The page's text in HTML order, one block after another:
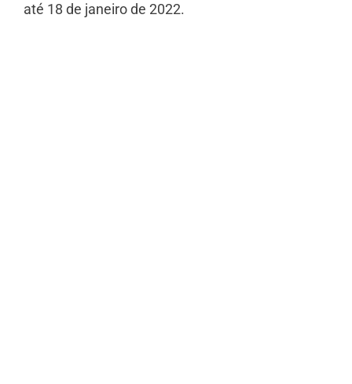
até 18 de janeiro de 2022.